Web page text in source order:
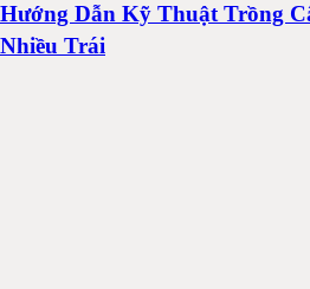
Hướng Dẫn Kỹ Thuật Trồng
Nhiều Trái